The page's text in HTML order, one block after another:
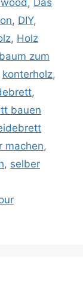
, DIY,
, Holz
zum
konterholz,
,
bauen
machen,
, selber